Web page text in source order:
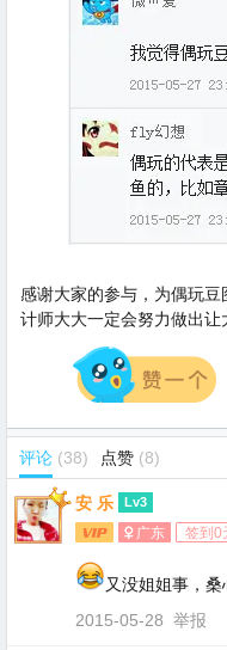
感谢大家的参与，为偶玩
计师大大一定会努力做出让
评论 (38) 点赞 (8)
安 乐 Lv3
广东 签到0
又没姐姐事，桑
2015-05-28 举报